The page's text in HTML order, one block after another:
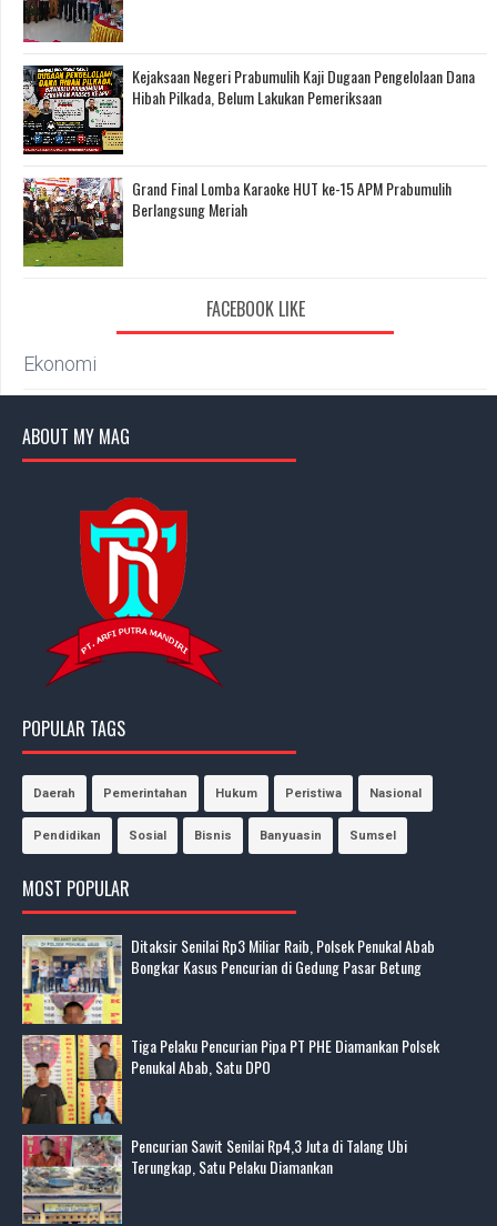
Kejaksaan Negeri Prabumulih Kaji Dugaan Pengelolaan Dana
Hibah Pilkada, Belum Lakukan Pemeriksaan
Grand Final Lomba Karaoke HUT ke-15 APM Prabumulih
Berlangsung Meriah
FACEBOOK LIKE
Ekonomi
ABOUT MY MAG
POPULAR TAGS
Daerah Pemerintahan Hukum Peristiwa Nasional
Pendidikan Sosial Bisnis Banyuasin Sumsel
MOST POPULAR
Ditaksir Senilai Rp3 Miliar Raib, Polsek Penukal Abab
Bongkar Kasus Pencurian di Gedung Pasar Betung
Tiga Pelaku Pencurian Pipa PT PHE Diamankan Polsek
Penukal Abab, Satu DPO
Pencurian Sawit Senilai Rp4,3 Juta di Talang Ubi
Terungkap, Satu Pelaku Diamankan